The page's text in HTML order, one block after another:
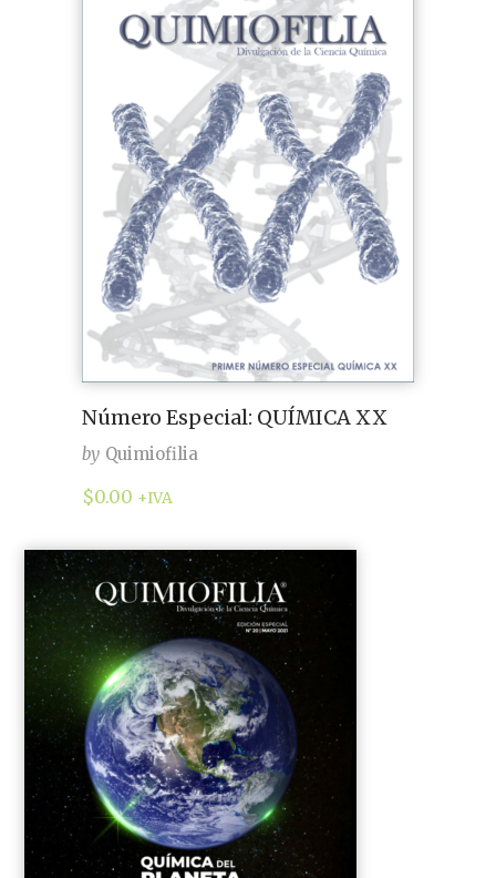
Número Especial: QUÍMICA XX
by Quimiofilia
$0.00 +IVA